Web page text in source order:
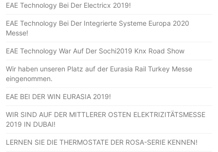
EAE Technology Bei Der Electricx 2019!
EAE Technology Bei Der Integrierte Systeme Europa 2020
Messe!
EAE Technology War Auf Der Sochi2019 Knx Road Show
Wir haben unseren Platz auf der Eurasia Rail Turkey Messe
eingenommen.
EAE BEI DER WIN EURASIA 2019!
WIR SIND AUF DER MITTLERER OSTEN ELEKTRIZITÄTSMESSE
2019 IN DUBAI!
LERNEN SIE DIE THERMOSTATE DER ROSA-SERIE KENNEN!